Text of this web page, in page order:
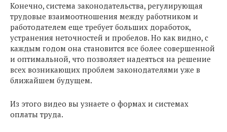
Конечно, система законодательства, регулирующая
трудовые взаимоотношения между работником и
работодателем еще требует больших доработок,
устранения неточностей и пробелов. Но как видно, с
каждым годом она становится все более совершенной
и оптимальной, что позволяет надеяться на решение
всех возникающих проблем законодателями уже в
ближайшем будущем.
Из этого видео вы узнаете о формах и системах
оплаты труда.